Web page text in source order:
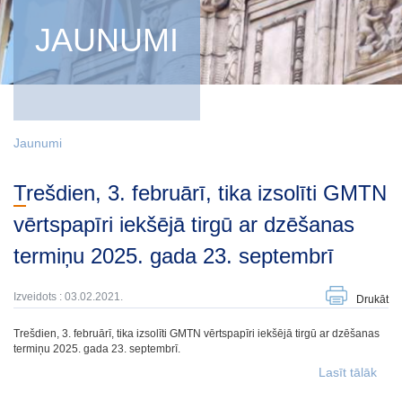
JAUNUMI
Jaunumi
Trešdien, 3. februārī, tika izsolīti GMTN
vērtspapīri iekšējā tirgū ar dzēšanas
termiņu 2025. gada 23. septembrī
Izveidots : 03.02.2021. Drukāt
Trešdien, 3. februārī, tika izsolīti GMTN vērtspapīri iekšējā tirgū ar dzēšanas
termiņu 2025. gada 23. septembrī.
Lasīt tālāk